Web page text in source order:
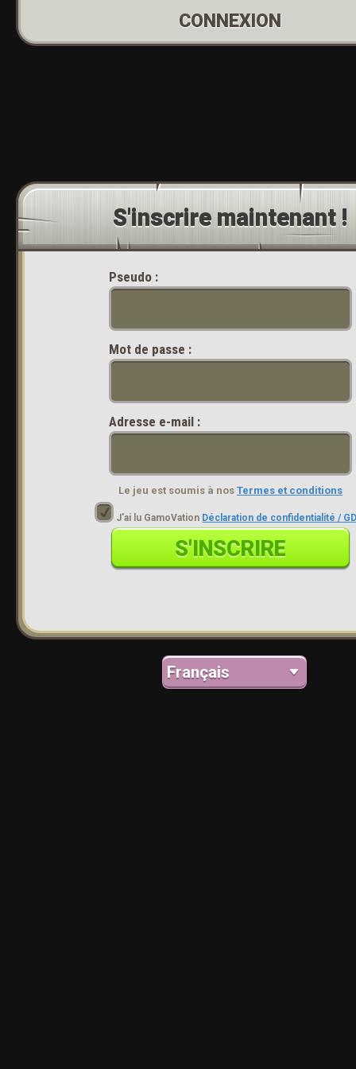
CONNEXION
S'inscrire maintenant !
Pseudo :
Mot de passe :
Adresse e-mail :
Le jeu est soumis à nos Termes et conditions
J'ai lu GamoVation Déclaration de confidentialité /
S'INSCRIRE